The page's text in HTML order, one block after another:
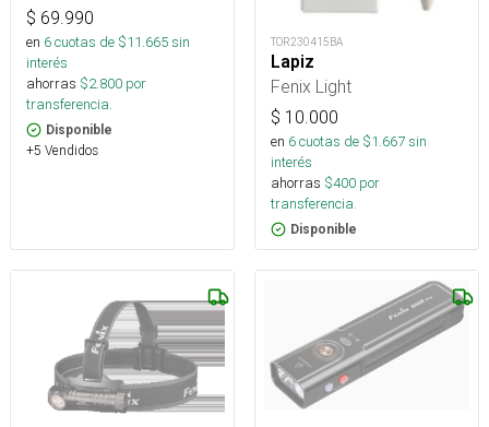
$ 69.990
en 6cuotas de $11.665sin
interés
ahorras $2.800 por
transferencia.
Disponible
+5 Vendidos
TOR230415BA
Lapiz
Fenix Light
$ 10.000
en 6cuotas de $1.667sin
interés
ahorras $400 por
transferencia.
Disponible